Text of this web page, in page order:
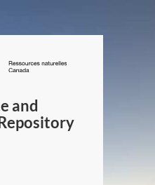
/
Canada
and